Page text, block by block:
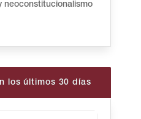
neoconstitucionalismo
los últimos 30 días